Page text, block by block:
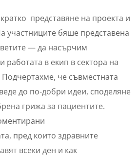
представяне на проекта и
участниците бяше представена
— да насърчим
работата в екип в сектора на
че съвместната
до по-добри идеи, споделяне
грижа за пациентите.
пред които здравните
всеки ден и как